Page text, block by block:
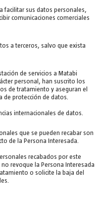
facilitar sus datos personales,
comunicaciones comerciales
a terceros, salvo que exista
de servicios a Matabi
personal, han suscrito los
de tratamiento y aseguran el
de protección de datos.
internacionales de datos.
que se pueden recabar son
de la Persona Interesada.
recabados por este
revoque la Persona Interesada
o solicite la baja del